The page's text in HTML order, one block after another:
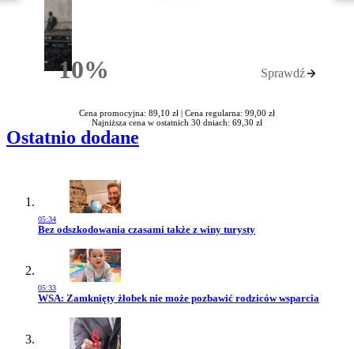
10%Rabatu Sprawdź
Cena promocyjna: 89,10 zł | Cena regularna: 99,00 zł
Najniższa cena w ostatnich 30 dniach: 69,30 zł
Ostatnio dodane
05:34
Przejdź do artykułu:
Bez odszkodowania czasami także z winy turysty
05:33
Przejdź do artykułu:
WSA: Zamknięty żłobek nie może pozbawić rodziców wsparcia